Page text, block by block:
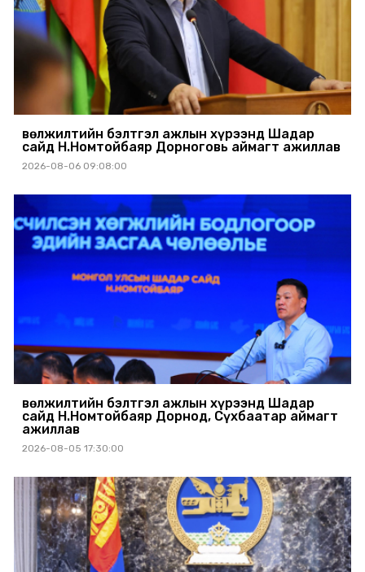
Өвөлжилтийн бэлтгэл ажлын хүрээнд Шадар
сайд Н.Номтойбаяр Дорноговь аймагт ажиллав
2026-08-06 09:08:00
Өвөлжилтийн бэлтгэл ажлын хүрээнд Шадар
сайд Н.Номтойбаяр Дорнод, Сүхбаатар аймагт
ажиллав
2026-08-05 17:30:00